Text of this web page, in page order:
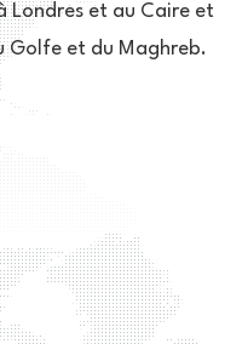
Londres et au Caire et
Golfe et du Maghreb.